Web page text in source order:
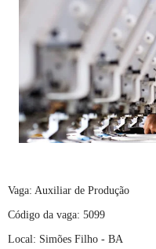
Vaga: Auxiliar de Produção
Código da vaga: 5099
Local: Simões Filho - BA